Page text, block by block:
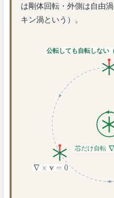
は剛体回転・外側は自由
キン渦という）。
公転しても自転しない
∇× v=0
芯だけ自転 ∇×